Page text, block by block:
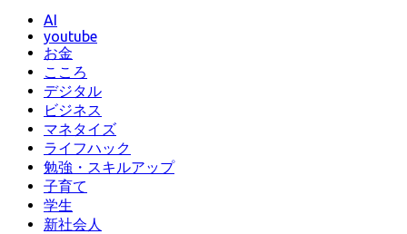
AI
youtube
お金
こころ
デジタル
ビジネス
マネタイズ
ライフハック
勉強・スキルアップ
子育て
学生
新社会人